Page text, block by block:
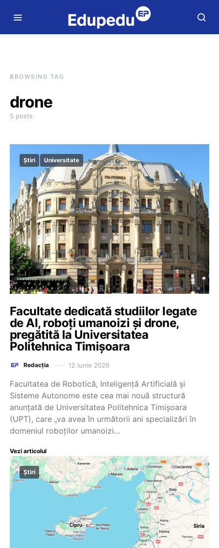
BROWSING TAG
drone
5 posts
Știri Universitate
Facultate dedicată studiilor legate
de AI, roboți umanoizi și drone,
pregătită la Universitatea
Politehnica Timișoara
Redacția 12 iunie 2026
Facultatea de Robotică, Inteligență Artificială și
Sisteme Autonome este cea mai nouă structură
anunțată de Universitatea Politehnica Timișoara
(UPT), care „va avea în următorii ani specializări în
domeniul roboților umanoizi…
Vezi articolul
Știri